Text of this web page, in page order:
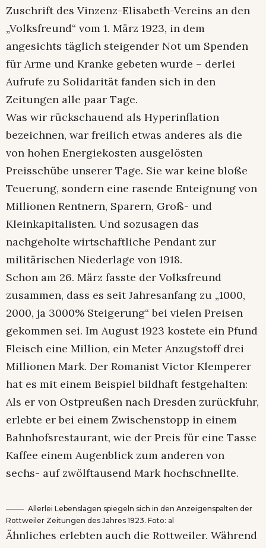
Zuschrift des Vinzenz-Elisabeth-Vereins an den
„Volksfreund“ vom 1. März 1923, in dem
angesichts täglich steigender Not um Spenden
für Arme und Kranke gebeten wurde – derlei
Aufrufe zu Solidarität fanden sich in den
Zeitungen alle paar Tage.
Was wir rückschauend als Hyperinflation
bezeichnen, war freilich etwas anderes als die
von hohen Energiekosten ausgelösten
Preisschübe unserer Tage. Sie war keine bloße
Teuerung, sondern eine rasende Enteignung von
Millionen Rentnern, Sparern, Groß- und
Kleinkapitalisten. Und sozusagen das
nachgeholte wirtschaftliche Pendant zur
militärischen Niederlage von 1918.
Schon am 26. März fasste der Volksfreund
zusammen, dass es seit Jahresanfang zu „1000,
2000, ja 3000% Steigerung“ bei vielen Preisen
gekommen sei. Im August 1923 kostete ein Pfund
Fleisch eine Million, ein Meter Anzugstoff drei
Millionen Mark. Der Romanist Victor Klemperer
hat es mit einem Beispiel bildhaft festgehalten:
Als er von Ostpreußen nach Dresden zurückfuhr,
er­lebte er bei einem Zwischenstopp in einem
Bahnhofsrestaurant, wie der Preis für eine Tasse
Kaffee einem Augenblick zum anderen von
sechs- auf zwölftausend Mark hochschnellte.
Allerlei Lebenslagen spiegeln sich in den Anzeigenspalten der
Rottweiler Zeitungen des Jahres 1923. Foto: al
Ähnliches erlebten auch die Rottweiler. Während